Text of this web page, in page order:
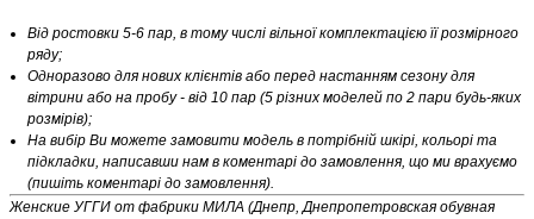
Від ростовки 5-6 пар, в тому числі вільної комплектацією її розмірного
ряду;
Одноразово для нових клієнтів або перед настанням сезону для
вітрини або на пробу - від 10 пар (5 різних моделей по 2 пари будь-яких
розмірів);
На вибір Ви можете замовити модель в потрібній шкірі, кольорі та
підкладки, написавши нам в коментарі до замовлення, що ми врахуємо
(пишіть коментарі до замовлення).
Женские УГГИ от фабрики МИЛА (Днепр, Днепропетровская обувная